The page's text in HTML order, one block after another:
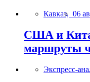
Кавказ, 06
США и
маршруты
Экспресс-